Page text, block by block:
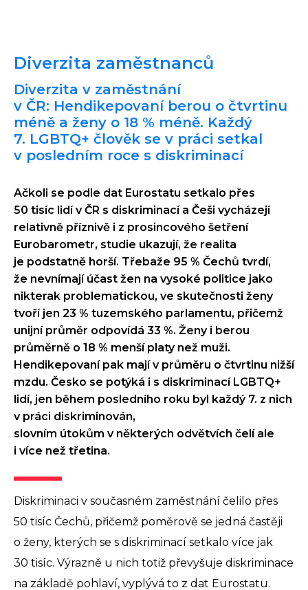
Diverzita zaměstnanců
Diverzita v zaměstnání
v ČR: Hendikepovaní berou o čtvrtinu
méně a ženy o 18 % méně. Každý
7. LGBTQ+ člověk se v práci setkal
v posledním roce s diskriminací
Ačkoli se podle dat Eurostatu setkalo přes
50 tisíc lidí v ČR s diskriminací a Češi vycházejí
relativně příznivě i z prosincového šetření
Eurobarometr, studie ukazují, že realita
je podstatně horší. Třebaže 95 % Čechů tvrdí,
že nevnímají účast žen na vysoké politice jako
nikterak problematickou, ve skutečnosti ženy
tvoří jen 23 % tuzemského parlamentu, přičemž
unijní průměr odpovídá 33 %. Ženy i berou
průměrně o 18 % menší platy než muži.
Hendikepovaní pak mají v průměru o čtvrtinu nižší
mzdu. Česko se potýká i s diskriminací LGBTQ+
lidí, jen během posledního roku byl každý 7. z nich
v práci diskriminován,
slovním útokům v některých odvětvích čelí ale
i více než třetina.
Diskriminaci v současném zaměstnání čelilo přes
50 tisíc Čechů, přičemž poměrově se jedná častěji
o ženy, kterých se s diskriminací setkalo více jak
30 tisíc. Výrazně u nich totiž převyšuje diskriminace
na základě pohlaví, vyplývá to z dat Eurostatu.